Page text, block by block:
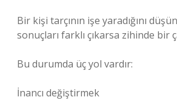
Bir kişi tarçının işe yaradığını
sonuçları farklı çıkarsa zihinde bir
Bu durumda üç yol vardır:
İnancı değiştirmek